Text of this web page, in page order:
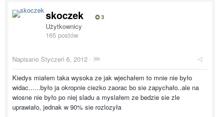
skoczek 3
Użytkownicy
165 postów
Napisano Styczeń 6, 2012 ·
Kiedys miałem taka wysoka ze jak wjechałem to mnie nie było
widac......było ja okropnie ciezko zaorac bo sie zapychało..ale na
wiosne nie było po niej sladu a myslałem ze bedzie sie zle
uprawiało, jednak w 90% sie rozlozyła